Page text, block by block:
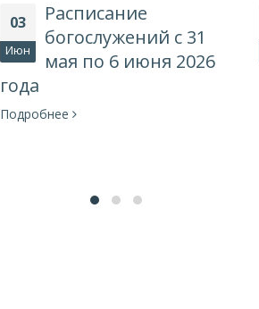
03
Июн
Расписание
богослужений с 31
мая по 6 июня 2026
года
Подробнее